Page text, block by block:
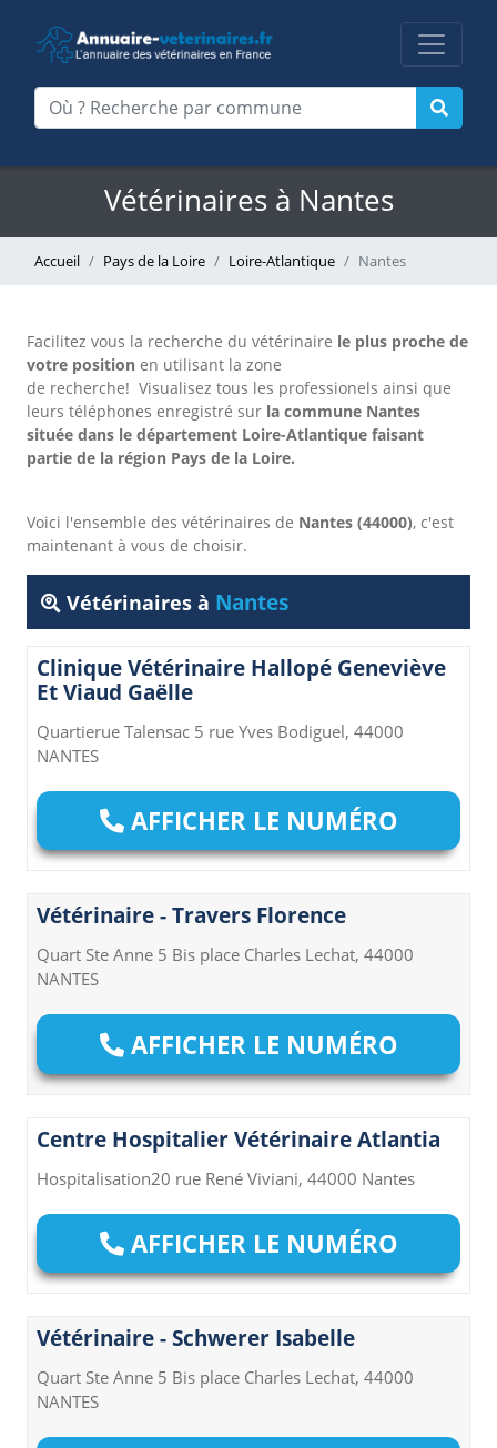
Vétérinaires à Nantes
Accueil Pays de la Loire Loire-Atlantique Nantes
Facilitez vous la recherche du vétérinaire le plus proche de
votre position en utilisant la zone
de recherche! Visualisez tous les professionels ainsi que
leurs téléphones enregistré sur la commune Nantes
située dans le département Loire-Atlantique faisant
partie de la région Pays de la Loire.
Voici l'ensemble des vétérinaires de Nantes (44000), c'est
maintenant à vous de choisir.
Vétérinaires à Nantes
Clinique Vétérinaire Hallopé Geneviève
Et Viaud Gaëlle
Quartierue Talensac 5 rue Yves Bodiguel, 44000
NANTES
AFFICHER LE NUMÉRO
Vétérinaire - Travers Florence
Quart Ste Anne 5 Bis place Charles Lechat, 44000
NANTES
AFFICHER LE NUMÉRO
Centre Hospitalier Vétérinaire Atlantia
Hospitalisation20 rue René Viviani, 44000 Nantes
AFFICHER LE NUMÉRO
Vétérinaire - Schwerer Isabelle
Quart Ste Anne 5 Bis place Charles Lechat, 44000
NANTES